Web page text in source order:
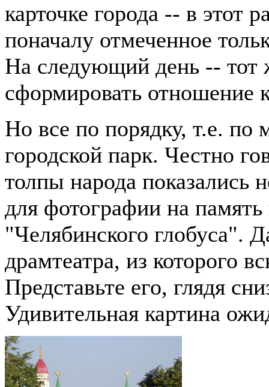
карточке города -- в этот
поначалу отмеченное
На следующий день -- тот
сформировать отношение
Но все по порядку, т.е.
городской парк. Честно
толпы народа показались
для фотографии на
"Челябинского глобуса".
драмтеатра, из которого
Представьте его, глядя
Удивительная картина